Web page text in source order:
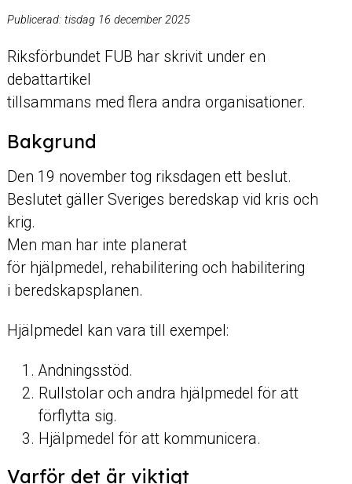
Publicerad: tisdag 16 december 2025
Riksförbundet FUB har skrivit under en
debattartikel
tillsammans med flera andra organisationer.
Bakgrund
Den 19 november tog riksdagen ett beslut.
Beslutet gäller Sveriges beredskap vid kris och
krig.
Men man har inte planerat
för hjälpmedel, rehabilitering och habilitering
i beredskapsplanen.
Hjälpmedel kan vara till exempel:
Andningsstöd.
Rullstolar och andra hjälpmedel för att
förflytta sig.
Hjälpmedel för att kommunicera.
Varför det är viktigt